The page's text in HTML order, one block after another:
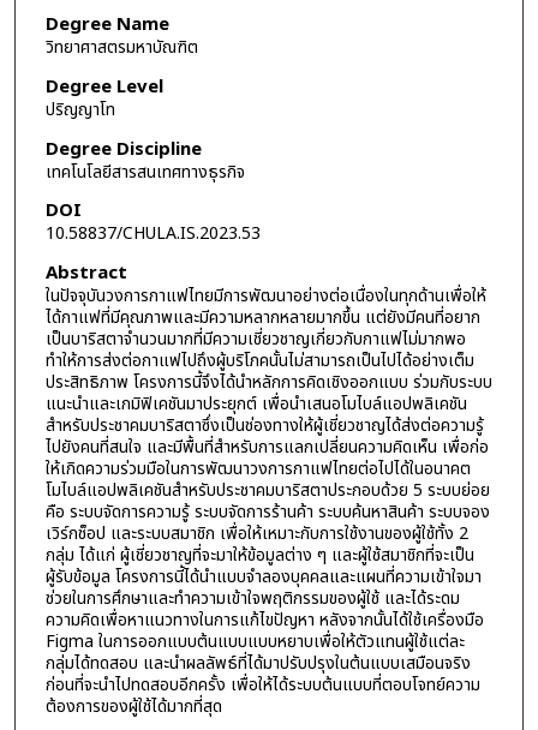
Degree Name
วิทยาศาสตรมหาบัณฑิต
Degree Level
ปริญญาโท
Degree Discipline
เทคโนโลยีสารสนเทศทางธุรกิจ
DOI
10.58837/CHULA.IS.2023.53
Abstract
ในปัจจุบันวงการกาแฟไทยมีการพัฒนาอย่างต่อเนื่องในทุกด้านเพื่อให้
ได้กาแฟที่มีคุณภาพและมีความหลากหลายมากขึ้น แต่ยังมีคนที่อยาก
เป็นบาริสตาจำนวนมากที่มีความเชี่ยวชาญเกี่ยวกับกาแฟไม่มากพอ
ทำให้การส่งต่อกาแฟไปถึงผู้บริโภคนั้นไม่สามารถเป็นไปได้อย่างเต็ม
ประสิทธิภาพ โครงการนี้จึงได้นําหลักการคิดเชิงออกแบบ ร่วมกับระบบ
แนะนำและเกมิฟิเคชันมาประยุกต์ เพื่อนำเสนอโมไบล์แอปพลิเคชัน
สำหรับประชาคมบาริสตาซึ่งเป็นช่องทางให้ผู้เชี่ยวชาญได้ส่งต่อความรู้
ไปยังคนที่สนใจ และมีพื้นที่สำหรับการแลกเปลี่ยนความคิดเห็น เพื่อก่อ
ให้เกิดความร่วมมือในการพัฒนาวงการกาแฟไทยต่อไปได้ในอนาคต
โมไบล์แอปพลิเคชันสำหรับประชาคมบาริสตาประกอบด้วย 5 ระบบย่อย
คือ ระบบจัดการความรู้ ระบบจัดการร้านค้า ระบบค้นหาสินค้า ระบบจอง
เวิร์กช็อป และระบบสมาชิก เพื่อให้เหมาะกับการใช้งานของผู้ใช้ทั้ง 2
กลุ่ม ได้แก่ ผู้เชี่ยวชาญที่จะมาให้ข้อมูลต่าง ๆ และผู้ใช้สมาชิกที่จะเป็น
ผู้รับข้อมูล โครงการนี้ได้นำแบบจำลองบุคคลและแผนที่ความเข้าใจมา
ช่วยในการศึกษาและทำความเข้าใจพฤติกรรมของผู้ใช้ และได้ระดม
ความคิดเพื่อหาแนวทางในการแก้ไขปัญหา หลังจากนั้นได้ใช้เครื่องมือ
Figma ในการออกแบบต้นแบบแบบหยาบเพื่อให้ตัวแทนผู้ใช้แต่ละ
กลุ่มได้ทดสอบ และนำผลลัพธ์ที่ได้มาปรับปรุงในต้นแบบเสมือนจริง
ก่อนที่จะนำไปทดสอบอีกครั้ง เพื่อให้ได้ระบบต้นแบบที่ตอบโจทย์ความ
ต้องการของผู้ใช้ได้มากที่สุด